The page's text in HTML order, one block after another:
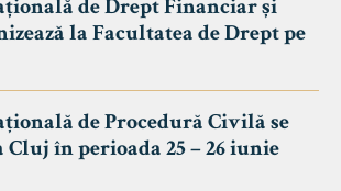
de Drept Financiar și
la Facultatea de Drept pe
de Procedură Civilă se
Cluj în perioada 25 – 26 iunie